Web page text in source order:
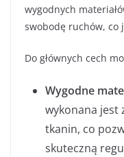
wygodnych
swobodę ruchów, co
Do głównych cech
Wygodne
wykonana jest
tkanin, co
skuteczną